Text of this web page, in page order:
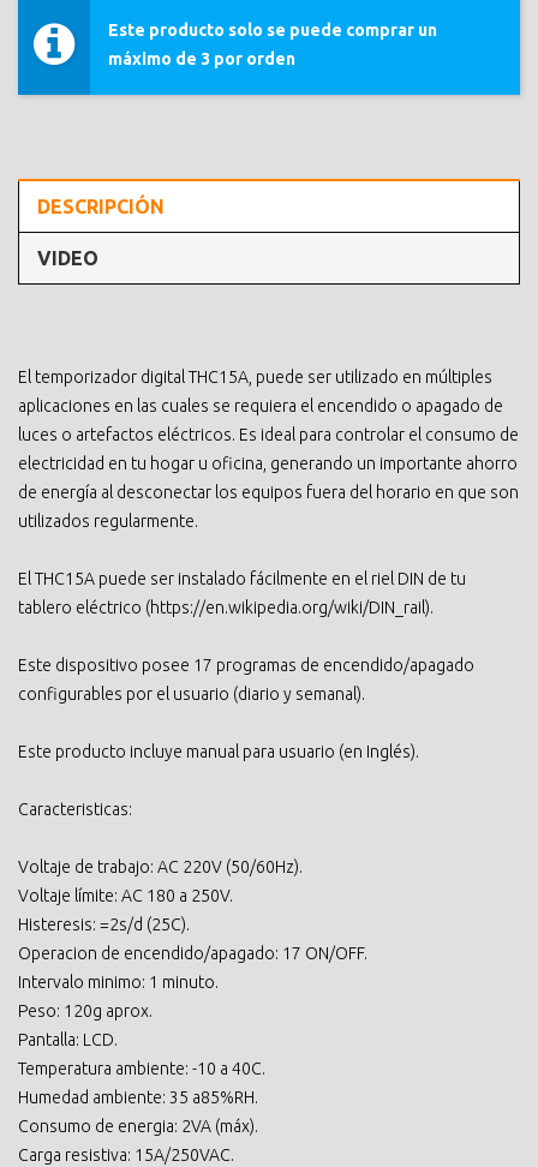
Este producto solo se puede comprar un
máximo de 3 por orden
DESCRIPCIÓN
VIDEO
El temporizador digital THC15A, puede ser utilizado en múltiples
aplicaciones en las cuales se requiera el encendido o apagado de
luces o artefactos eléctricos. Es ideal para controlar el consumo de
electricidad en tu hogar u oficina, generando un importante ahorro
de energía al desconectar los equipos fuera del horario en que son
utilizados regularmente.
El THC15A puede ser instalado fácilmente en el riel DIN de tu
tablero eléctrico (https://en.wikipedia.org/wiki/DIN_rail).
Este dispositivo posee 17 programas de encendido/apagado
configurables por el usuario (diario y semanal).
Este producto incluye manual para usuario (en Inglés).
Caracteristicas:
Voltaje de trabajo: AC 220V (50/60Hz).
Voltaje límite: AC 180 a 250V.
Histeresis: =2s/d (25C).
Operacion de encendido/apagado: 17 ON/OFF.
Intervalo minimo: 1 minuto.
Peso: 120g aprox.
Pantalla: LCD.
Temperatura ambiente: -10 a 40C.
Humedad ambiente: 35 a85%RH.
Consumo de energia: 2VA (máx).
Carga resistiva: 15A/250VAC.